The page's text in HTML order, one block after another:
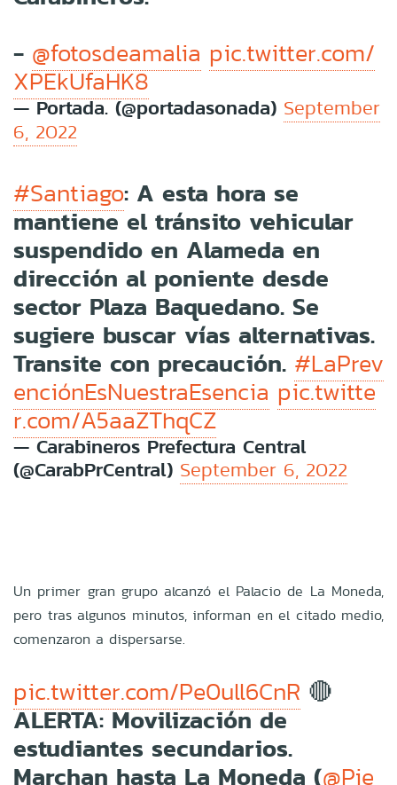
- @fotosdeamalia pic.twitter.com/
XPEkUfaHK8
— Portada. (@portadasonada) September
6, 2022
#Santiago: A esta hora se
mantiene el tránsito vehicular
suspendido en Alameda en
dirección al poniente desde
sector Plaza Baquedano. Se
sugiere buscar vías alternativas.
Transite con precaución. #LaPrev
enciónEsNuestraEsencia pic.twitte
r.com/A5aaZThqCZ
— Carabineros Prefectura Central
(@CarabPrCentral) September 6, 2022
Un primer gran grupo alcanzó el Palacio de La Moneda,
pero tras algunos minutos, informan en el citado medio,
comenzaron a dispersarse.
pic.twitter.com/Pe0ull6CnR 🔴
ALERTA: Movilización de
estudiantes secundarios.
Marchan hasta La Moneda (@Pie